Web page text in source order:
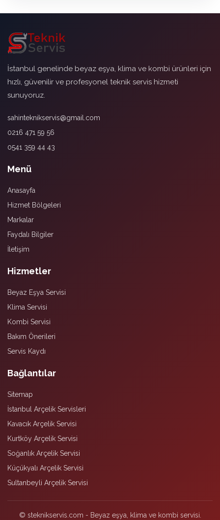
İstanbul genelinde beyaz eşya, klima ve kombi ürünleri için
hızlı, güvenilir ve profesyonel teknik servis hizmeti
sunuyoruz.
sahinteknikservis@gmail.com
0216 471 59 56
0541 359 44 43
Menü
Anasayfa
Hizmet Bölgeleri
Markalar
Faydalı Bilgiler
İletişim
Hizmetler
Beyaz Eşya Servisi
Klima Servisi
Kombi Servisi
Bakım Önerileri
Servis Kaydı
Bağlantılar
Sitemap
İstanbul Arçelik Servisleri
Kavacık Arçelik Servisi
Kurtköy Arçelik Servisi
Soğanlık Arçelik Servisi
Küçükyalı Arçelik Servisi
Sultanbeyli Arçelik Servisi
© steknikservis.com - Beyaz eşya, klima ve kombi servisi.